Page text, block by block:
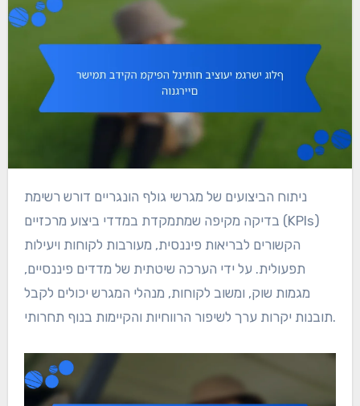
ניתוח הביצועים של מגרשי גולף הונגריים דורש רשימת
בדיקה מקיפה שמתמקדת במדדי ביצוע מרכזיים (KPIs)
הקשורים לבריאות פיננסית, מעורבות לקוחות ויעילות
תפעולית. על ידי הערכה שיטתית של מדדים פיננסיים,
מגמות שוק, ומשוב לקוחות, מנהלי המגרש יכולים לקבל
תובנות יקרות ערך לשיפור הרווחיות והקיימות בנוף תחרותי.